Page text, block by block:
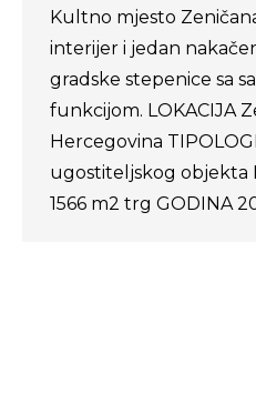
Kultno mjesto
interijer i jedan
gradske stepenice sa
funkcijom. LOKACIJA
Hercegovina
ugostiteljskog objekta
1566 m2 trg GODINA